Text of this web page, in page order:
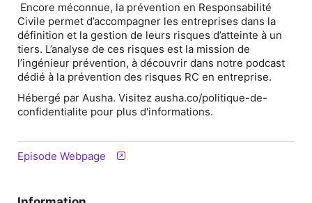
Encore méconnue, la prévention en Responsabilité
Civile permet d’accompagner les entreprises dans la
définition et la gestion de leurs risques d’atteinte à un
tiers. L’analyse de ces risques est la mission de
l’ingénieur prévention, à découvrir dans notre podcast
dédié à la prévention des risques RC en entreprise.
Hébergé par Ausha. Visitez ausha.co/politique-de-
confidentialite pour plus d'informations.
Episode Webpage